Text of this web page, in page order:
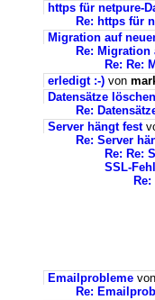
https für netpure-
Re: https für
Migration auf
Re:
Re: Re:
erledigt :-) von
Datensätze
Re:
Server hängt fest
Re: Server
Re: Re:
SSL-
Emailprobleme von
Re: